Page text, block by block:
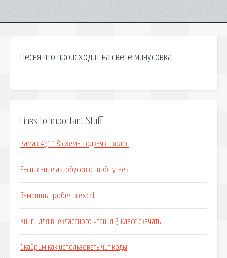
Песня что происходит на свете минусовка
Links to Important Stuff
Камаз 43118 схема подкачки колес
Расписание автобусов от црб тутаев
Заменить пробел в excel
Книги для внеклассного чтения 3 класс скачать
Скайрим как использовать чит коды